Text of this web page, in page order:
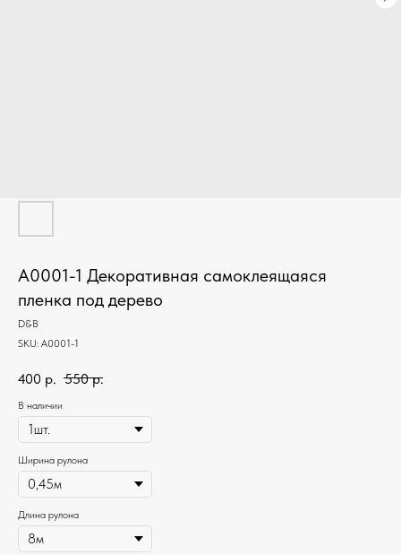
А0001-1 Декоративная самоклеящаяся
пленка под дерево
D&B
SKU: А0001-1
400 р. 550 р.
В наличии
Ширина рулона
Длина рулона